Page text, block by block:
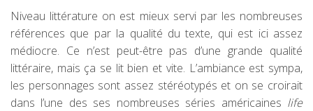
Niveau littérature on est mieux servi par les nombreuses
références que par la qualité du texte, qui est ici assez
médiocre. Ce n’est peut-être pas d’une grande qualité
littéraire, mais ça se lit bien et vite. L’ambiance est sympa,
les personnages sont assez stéréotypés et on se croirait
dans l’une des ses nombreuses séries américaines life